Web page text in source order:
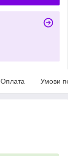
Оплата Умови